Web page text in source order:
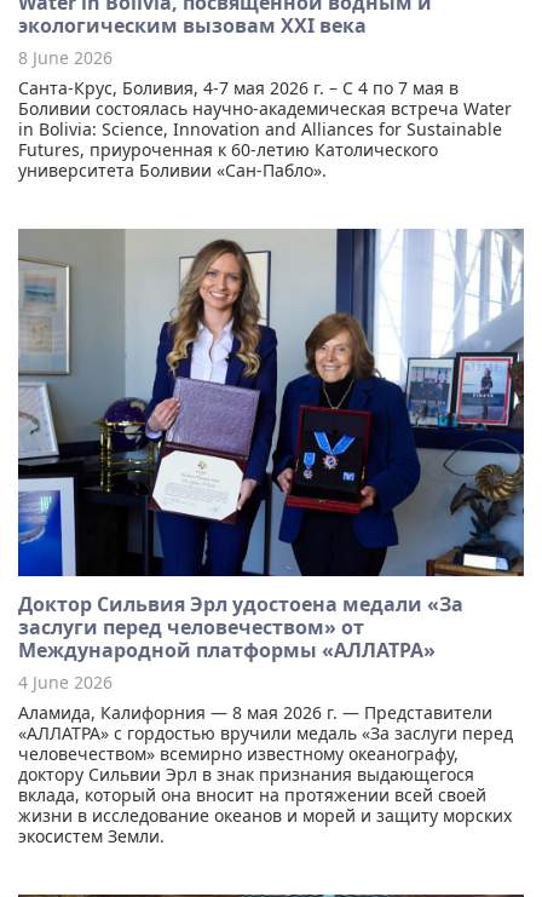
экологическим вызовам XXI века
8 June 2026
Санта-Крус, Боливия, 4-7 мая 2026 г. – С 4 по 7 мая в
Боливии состоялась научно-академическая встреча Water
in Bolivia: Science, Innovation and Alliances for Sustainable
Futures, приуроченная к 60-летию Католического
университета Боливии «Сан-Пабло».
Доктор Сильвия Эрл удостоена медали «За
заслуги перед человечеством» от
Международной платформы «АЛЛАТРА»
4 June 2026
Аламида, Калифорния — 8 мая 2026 г. — Представители
«АЛЛАТРА» с гордостью вручили медаль «За заслуги перед
человечеством» всемирно известному океанографу,
доктору Сильвии Эрл в знак признания выдающегося
вклада, который она вносит на протяжении всей своей
жизни в исследование океанов и морей и защиту морских
экосистем Земли.